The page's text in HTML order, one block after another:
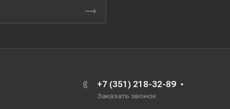
+7 (351) 218-32-89
Заказать звонок